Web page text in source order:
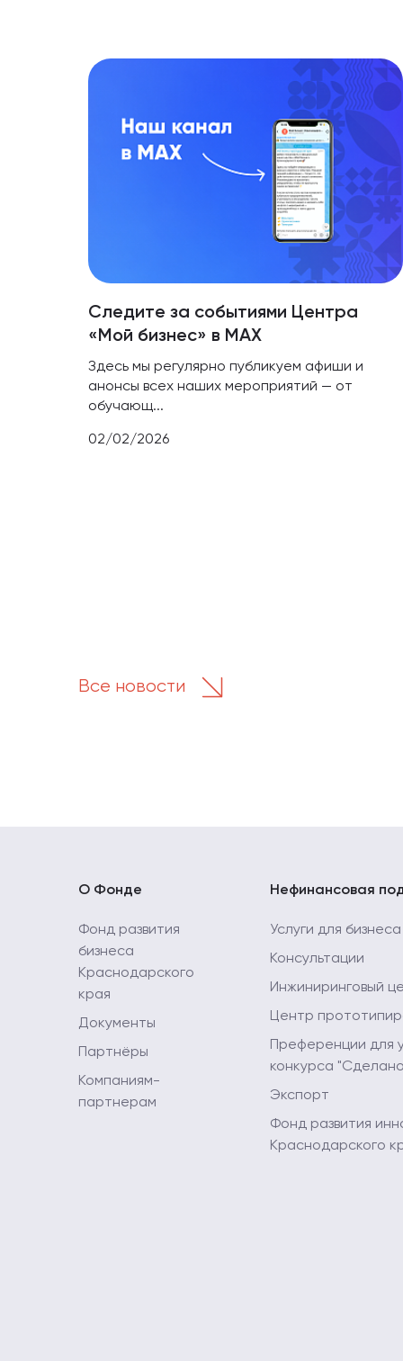
Следите за событиями Центра
«Мой бизнес» в МАХ
Здесь мы регулярно публикуем афиши и
анонсы всех наших мероприятий — от
обучающ...
02/02/2026
Все новости
О Фонде
Фонд развития
бизнеса
Краснодарского
края
Документы
Партнёры
Компаниям-
партнерам
Нефинансовая
Услуги для бизнеса
Консультации
Инжиниринговый
Центр
Преференции для
конкурса
Экспорт
Фонд развития
Краснодарского